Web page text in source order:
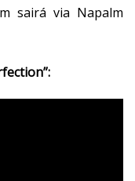
sairá via Napalm